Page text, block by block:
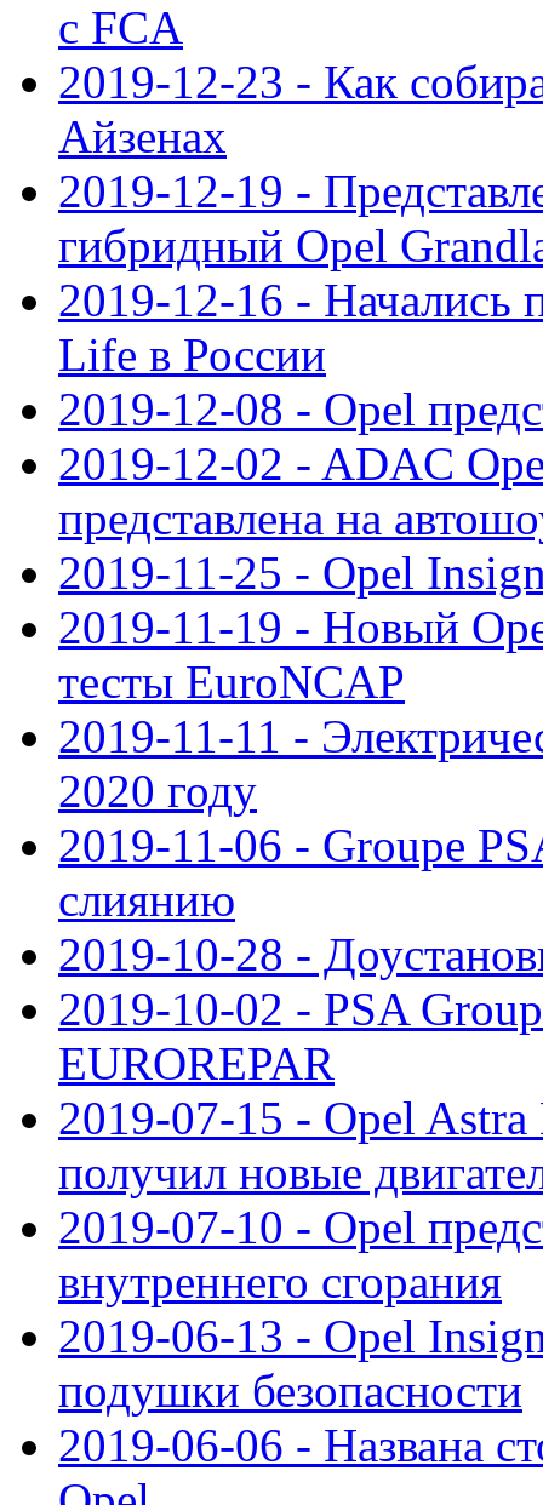
с FCA
2019-12-23 - Как
Айзенах
2019-12-19 -
гибридный Opel
2019-12-16 - Начались
Life в России
2019-12-08 - Opel
2019-12-02 - ADAC
представлена на
2019-11-25 - Opel
2019-11-19 - Новый
тесты EuroNCAP
2019-11-11 -
2020 году
2019-11-06 - Groupe
слиянию
2019-10-28 -
2019-10-02 - PSA
EUROREPAR
2019-07-15 - Opel Astra
получил новые
2019-07-10 - Opel
внутреннего сгорания
2019-06-13 - Opel
подушки безопасности
2019-06-06 - Названа